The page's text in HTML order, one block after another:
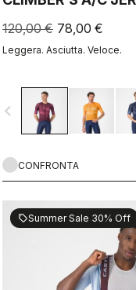
120,00 € 78,00 €
Leggera. Asciutta. Veloce.
navigate_before
CONFRONTA
sellSummer Sale 30% Off